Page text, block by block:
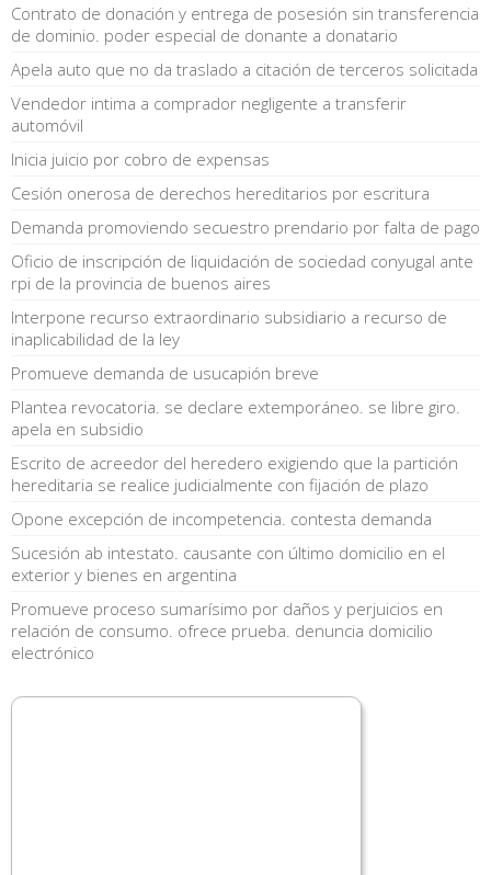
Contrato de donación y entrega de posesión sin transferencia
de dominio. poder especial de donante a donatario
Apela auto que no da traslado a citación de terceros solicitada
Vendedor intima a comprador negligente a transferir
automóvil
Inicia juicio por cobro de expensas
Cesión onerosa de derechos hereditarios por escritura
Demanda promoviendo secuestro prendario por falta de pago
Oficio de inscripción de liquidación de sociedad conyugal ante
rpi de la provincia de buenos aires
Interpone recurso extraordinario subsidiario a recurso de
inaplicabilidad de la ley
Promueve demanda de usucapión breve
Plantea revocatoria. se declare extemporáneo. se libre giro.
apela en subsidio
Escrito de acreedor del heredero exigiendo que la partición
hereditaria se realice judicialmente con fijación de plazo
Opone excepción de incompetencia. contesta demanda
Sucesión ab intestato. causante con último domicilio en el
exterior y bienes en argentina
Promueve proceso sumarísimo por daños y perjuicios en
relación de consumo. ofrece prueba. denuncia domicilio
electrónico